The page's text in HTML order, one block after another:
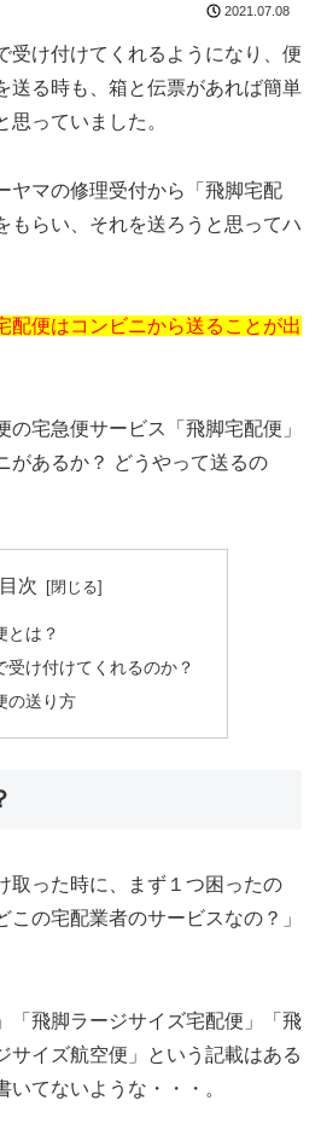
2021.07.08
受け付けてくれるようになり、便
送る時も、箱と伝票があれば簡単
思っていました。
ヤマの修理受付から「飛脚宅配
もらい、それを送ろうと思ってハ
配便はコンビニから送ることが出
の宅急便サービス「飛脚宅配便」
があるか？ どうやって送るの
目次
とは？
受け付けてくれるのか？
の送り方
取った時に、まず１つ困ったの
この宅配業者のサービスなの？」
「飛脚ラージサイズ宅配便」「飛
サイズ航空便」という記載はある
いてないような・・・。